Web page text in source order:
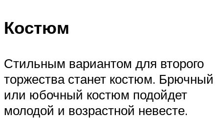
Костюм
Стильным вариантом для второго
торжества станет костюм. Брючный
или юбочный костюм подойдет
молодой и возрастной невесте.